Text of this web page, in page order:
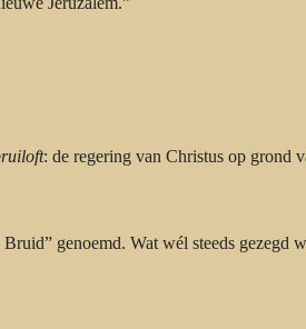
: de regering van Christus op grond
genoemd. Wat wél steeds gezegd